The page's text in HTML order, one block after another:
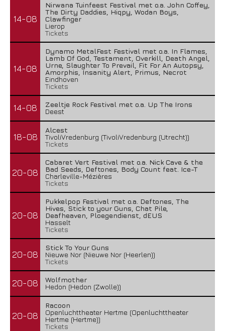
14-08
Nirwana Tuinfeest Festival met o.a. John Coffey,
The Dirty Daddies, Hiqpy, Wodan Boys,
Clawfinger
Lierop
Tickets
14-08
Dynamo MetalFest Festival met o.a. In Flames,
Lamb Of God, Testament, Overkill, Death Angel,
Urne, Slaughter To Prevail, Fit For An Autopsy,
Amorphis, Insanity Alert, Primus, Necrot
Eindhoven
Tickets
14-08
Zeeltje Rock Festival met o.a. Up The Irons
Deest
18-08
Alcest
TivoliVredenburg (TivoliVredenburg (Utrecht))
Tickets
20-08
Cabaret Vert Festival met o.a. Nick Cave & the
Bad Seeds, Deftones, Body Count feat. Ice-T
Charleville-Mézières
Tickets
20-08
Pukkelpop Festival met o.a. Deftones, The
Hives, Stick to your Guns, Chat Pile,
Deafheaven, Ploegendienst, dEUS
Hasselt
Tickets
20-08
Stick To Your Guns
Nieuwe Nor (Nieuwe Nor (Heerlen))
Tickets
20-08
Wolfmother
Hedon (Hedon (Zwolle))
20-08
Racoon
Openluchttheater Hertme (Openluchttheater
Hertme (Hertme))
Tickets